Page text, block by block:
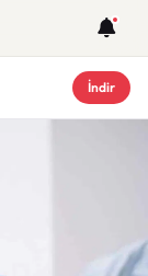
İndir